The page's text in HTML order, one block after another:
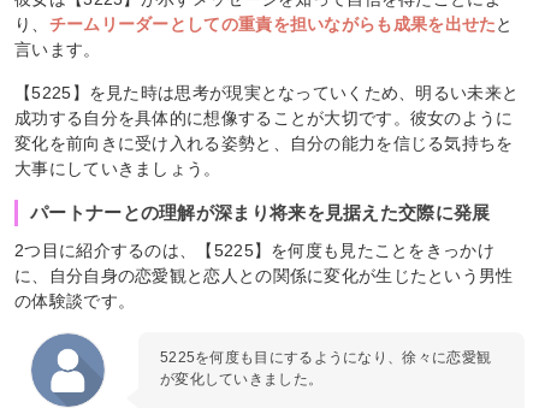
り、 チームリーダーとしての重責を担いながらも成果を出せたと
言います。
【5225】を見た時は思考が現実となっていくため、明るい未来と
成功する自分を具体的に想像することが大切です。彼女のように
変化を前向きに受け入れる姿勢と、自分の能力を信じる気持ちを
大事にしていきましょう。
パートナーとの理解が深まり将来を見据えた交際に発展
2つ目に紹介するのは、【5225】を何度も見たことをきっかけ
に、自分自身の恋愛観と恋人との関係に変化が生じたという男性
の体験談です。
5225を何度も目にするようになり、徐々に恋愛観
が変化していきました。